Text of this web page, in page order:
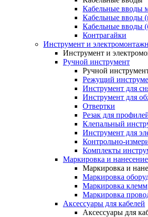
Кабельные вводы
Кабельные вводы
Кабельные вводы
Контрагайки
Инструмент и
Инструмент и
Ручной инструмент
Ручной
Режущий
Инструмент для
Инструмент для
Отвертки
Резак для
Клепальный
Инструмент для
Контрольно-
Комплекты
Маркировка и
Маркировка и
Маркировка
Маркировка клемм
Маркировка
Аксессуары для кабелей
Аксессуары для